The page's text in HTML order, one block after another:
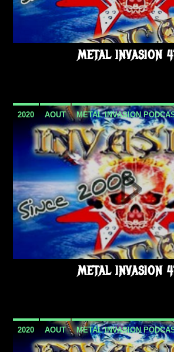
METAL INVASION
2020 AOUT METAL INVASION
METAL INVASION
2020 AOUT METAL INVASION